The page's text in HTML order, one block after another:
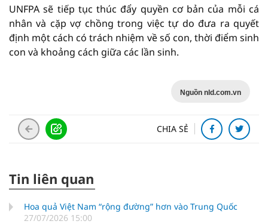
UNFPA sẽ tiếp tục thúc đẩy quyền cơ bản của mỗi cá
nhân và cặp vợ chồng trong việc tự do đưa ra quyết
định một cách có trách nhiệm về số con, thời điểm sinh
con và khoảng cách giữa các lần sinh.
Nguồn nld.com.vn
CHIA SẺ
Tin liên quan
Hoa quả Việt Nam “rộng đường” hơn vào Trung Quốc
27/07/2026 15:00